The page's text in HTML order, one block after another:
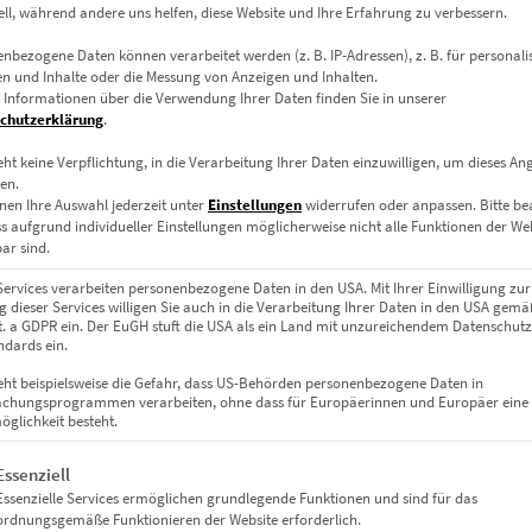
weiches Leuchten
aus einer außergewöhnlichen Perspektive. Die Straße
inszeniert. Die moderne Architektur trifft auf zarte
– ein eleganter Blickfang mit regionalem Bezug.
deinem Stil
dank 4 mm Acrylglas – rückseitig auf Alu-Dibond für
wohnlich und elegant zugleich.
während andere uns helfen, diese Website und Ihre Erfahrung zu verbessern.
Daten können verarbeitet werden (z. B. IP-Adressen), z. B. für
und Inhalte oder die Messung von Anzeigen und Inhalten.
Informationen über die Verwendung Ihrer Daten finden Sie in unserer
.
keine Verpflichtung, in die Verarbeitung Ihrer Daten einzuwilligen, um dieses
Ihre Auswahl jederzeit unter Einstellungenwiderrufen oder anpassen. Bitte
aufgrund individueller Einstellungen möglicherweise nicht alle Funktionen der
sind.
verarbeiten personenbezogene Daten in den USA. Mit Ihrer Einwilligung zur
dieser Services willigen Sie auch in die Verarbeitung Ihrer Daten in den USA
a GDPR ein. Der EuGH stuft die USA als ein Land mit unzureichendem
ein.
beispielsweise die Gefahr, dass US-Behörden personenbezogene Daten in
verarbeiten, ohne dass für Europäerinnen und Europäer eine
besteht.
eine Liste der Service-Gruppen, für die eine Einwilligung
Services ermöglichen grundlegende Funktionen und sind für das
Funktionieren der Website erforderlich.